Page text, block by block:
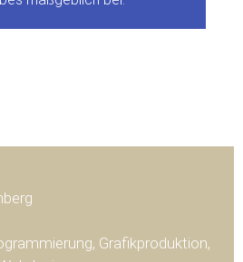
Grafikproduktion,